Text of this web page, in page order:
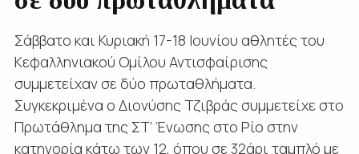
Σάββατο και Κυριακή 17-18 Ιουνίου αθλητές του
Κεφαλληνιακού Ομίλου Αντισφαίρισης
συμμετείχαν σε δύο πρωταθλήματα.
Συγκεκριμένα ο Διονύσης Τζιβράς συμμετείχε στο
Πρωτάθλημα της ΣΤ’ Ένωσης στο Ρίο στην
κατηγορία κάτω των 12, όπου σε 32άρι ταμπλό με